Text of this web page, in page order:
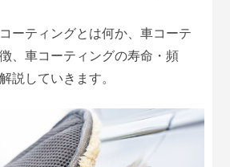
ーティングとは何か、車コーテ
、車コーティングの寿命・頻
説していきます。